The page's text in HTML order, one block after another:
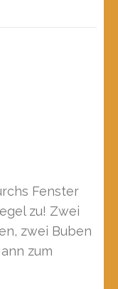
Fenster
zu! Zwei
zwei Buben
zum